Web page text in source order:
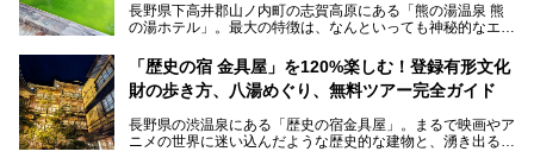
本記事では、地獄谷野猿公苑の魅力や見どころ、サルと温泉
との関係性、地獄谷周辺の観光スポットについて紹介しま
ので、野生のサルを観察する貴重な自然体験と温泉をあわせ
て楽しみたい人は、ぜひ参考にしてください。
長野県下高井郡山ノ内町の志賀高原にある「熊の湯温泉 熊
の湯ホテル」。最大の特徴は、なんといっても神秘的なエメ
リピートするファンも多い温泉です。冬はスキーと一緒に楽
しみたい極上の温泉を紹介します。
「歴史の宿 金具屋」を120%楽しむ！登録有形文化
財の歩き方、八湯めぐり、無料ツアー完全ガイド
長野県の渋温泉にある「歴史の宿金具屋」。まるで映画やア
ニメの世界に迷い込んだような歴史的な建物と、湧き出る温